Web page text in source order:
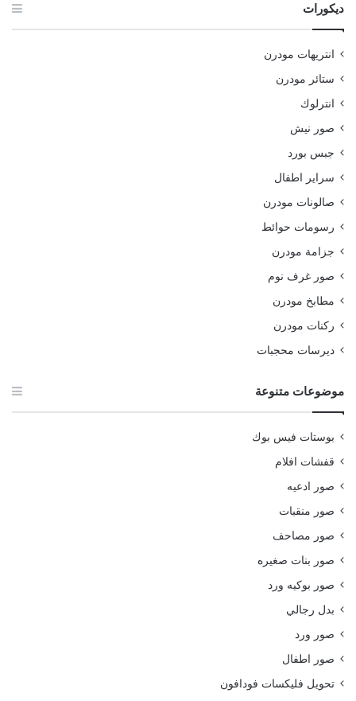
ديكورات
انتريهات مودرن
ستائر مودرن
انترلوك
صور نيش
جبس بورد
سراير اطفال
صالونات مودرن
رسومات حوائط
جزامة مودرن
صور غرف نوم
مطابخ مودرن
ركنات مودرن
ديرسات محجبات
موضوعات متنوعة
بوستات فيس بوك
قفشات افلام
صور ادعيه
صور منقبات
صور مصاحف
صور بنات صغيره
صور بوكيه ورد
بدل رجالي
صور ورد
صور اطفال
تحويل فليكسات فودافون